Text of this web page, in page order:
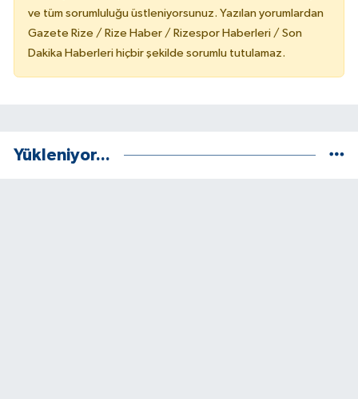
ve tüm sorumluluğu üstleniyorsunuz. Yazılan yorumlardan
Gazete Rize / Rize Haber / Rizespor Haberleri / Son
Dakika Haberleri hiçbir şekilde sorumlu tutulamaz.
Yükleniyor...